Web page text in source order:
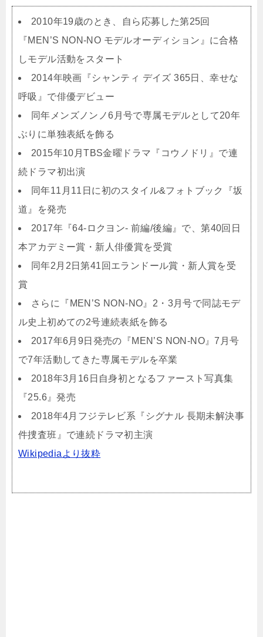
2010年19歳のとき、自ら応募した第25回
『MEN’S NON-NO モデルオーディション』に合格
しモデル活動をスタート
2014年映画『シャンティ デイズ 365日、幸せな
呼吸』で俳優デビュー
同年メンズノンノ6月号で専属モデルとして20年
ぶりに単独表紙を飾る
2015年10月TBS金曜ドラマ『コウノドリ』で連
続ドラマ初出演
同年11月11日に初のスタイル&フォトブック『坂
道』を発売
2017年『64-ロクヨン- 前編/後編』で、第40回日
本アカデミー賞・新人俳優賞を受賞
同年2月2日第41回エランドール賞・新人賞を受
賞
さらに『MEN’S NON-NO』2・3月号で同誌モデ
ル史上初めての2号連続表紙を飾る
2017年6月9日発売の『MEN’S NON-NO』7月号
で7年活動してきた専属モデルを卒業
2018年3月16日自身初となるファースト写真集
『25.6』発売
2018年4月フジテレビ系『シグナル 長期未解決事
件捜査班』で連続ドラマ初主演
Wikipediaより抜粋